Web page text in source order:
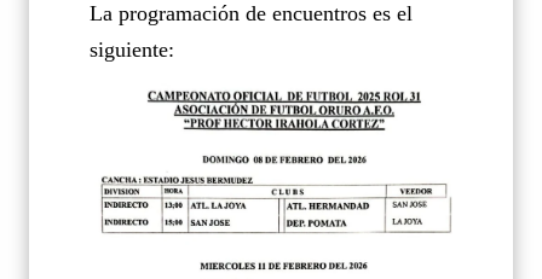
La programación de encuentros es el
siguiente: